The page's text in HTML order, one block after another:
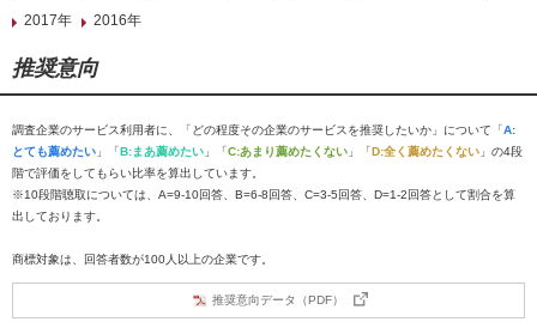
2017年
2016年
推奨意向
調査企業のサービス利用者に、「どの程度その企業のサービスを推奨したいか」について「A:
とても薦めたい 」「B:まあ薦めたい 」「C:あまり薦めたくない 」「D:全く薦めたくない 」の4段
階で評価をしてもらい比率を算出しています。
※10段階聴取については、A=9-10回答、B=6-8回答、C=3-5回答、D=1-2回答として割合を算
出しております。
商標対象は、回答者数が100人以上の企業です。
推奨意向データ（PDF）